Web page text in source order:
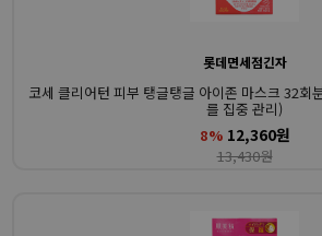
롯데면세점긴자
코세 클리어턴 피부 탱글탱글 아이존 마스크 32회
를 집중 관리)
8% 12,360원
13,430원